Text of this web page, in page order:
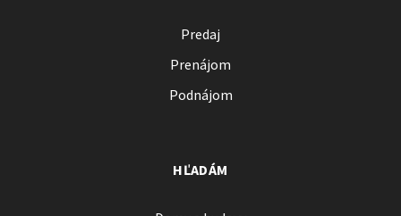
Predaj
Prenájom
Podnájom
HĽADÁM